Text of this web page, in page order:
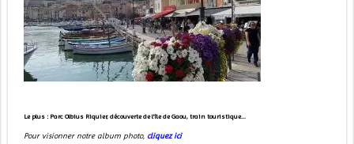
Le plus : Parc Olbius Riquier, découverte de l'île de Gaou, train touristique...
Pour visionner notre album photo, cliquez ici